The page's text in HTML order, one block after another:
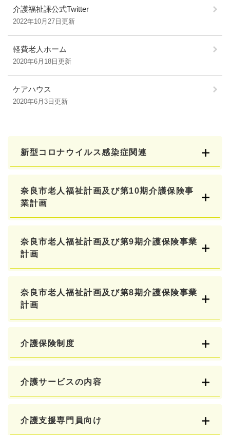
介護福祉課公式Twitter
2022年10月27日更新
軽費老人ホーム
2020年6月18日更新
ケアハウス
2020年6月3日更新
新型コロナウイルス感染症関連
奈良市老人福祉計画及び第10期介護保険事
業計画
奈良市老人福祉計画及び第9期介護保険事業
計画
奈良市老人福祉計画及び第8期介護保険事業
計画
介護保険制度
介護サービスの内容
介護支援専門員向け